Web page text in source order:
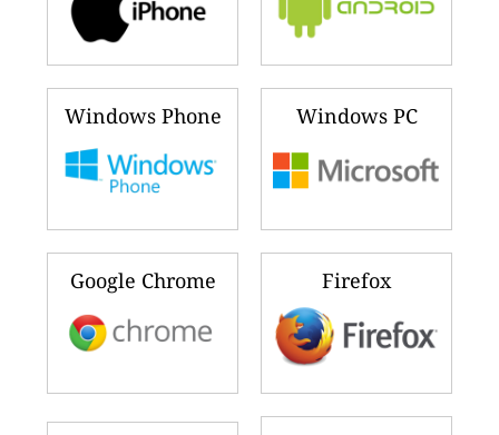
Windows Phone Windows PC
Google Chrome Firefox